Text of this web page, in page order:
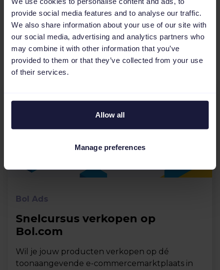
provide social media features and to analyse our traffic.
We also share information about your use of our site with
our social media, advertising and analytics partners who
may combine it with other information that you’ve
provided to them or that they’ve collected from your use
of their services.
Allow all
Manage preferences
Gerelateerde artikelen
Bol Ads
Snelcursus verkopen op
Bol.com
Wil je jouw producten verkopen op dé
toonaangevende e-commercemarktplaats in